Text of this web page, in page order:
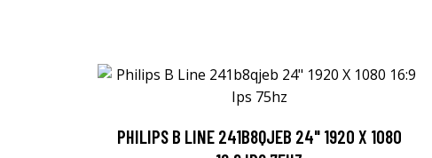
PHILIPS B LINE 241B8QJEB 24" 1920 X 1080